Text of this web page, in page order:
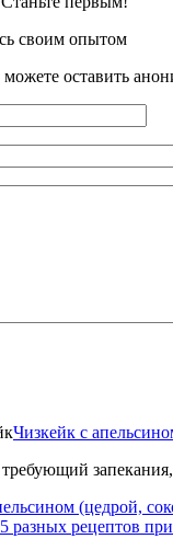
своим опытом
оставить
Чизкейк с
(цедрой,
разных рецептов